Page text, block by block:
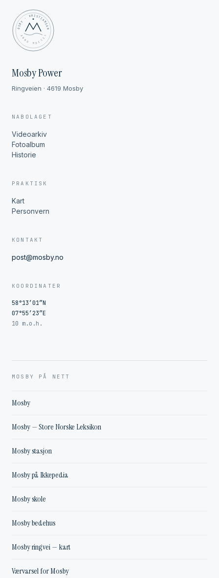
MOSBY · KRISTIANSAND
✦ ANNO MDCCCL ✦
Mosby Power
Ringveien · 4619 Mosby
NABOLAGET
Videoarkiv
Fotoalbum
Historie
PRAKTISK
Kart
Personvern
KONTAKT
post@mosby.no
KOORDINATER
58°13′01″N
07°55′23″E
10 m.o.h.
MOSBY PÅ NETT
Mosby
Mosby — Store Norske Leksikon
Mosby stasjon
Mosby på Ikkepedia
Mosby skole
Mosby bedehus
Mosby ringvei — kart
Værvarsel for Mosby